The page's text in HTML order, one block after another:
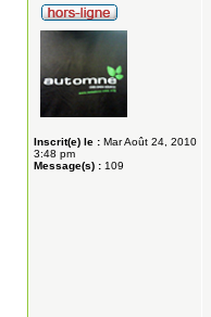
Inscrit(e) le : Mar Août 24, 2010
3:48 pm
Message(s) : 109